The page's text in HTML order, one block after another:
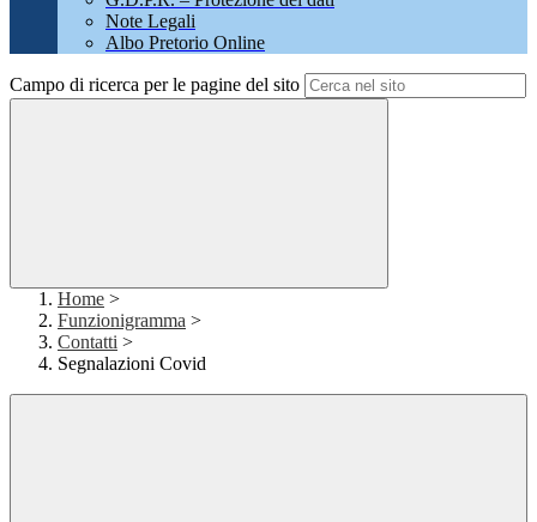
Note Legali
Albo Pretorio Online
Campo di ricerca per le pagine del sito
Home >
Funzionigramma >
Contatti >
Segnalazioni Covid